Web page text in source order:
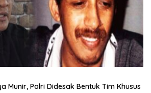
Munir, Polri Didesak Bentuk Tim Khusus